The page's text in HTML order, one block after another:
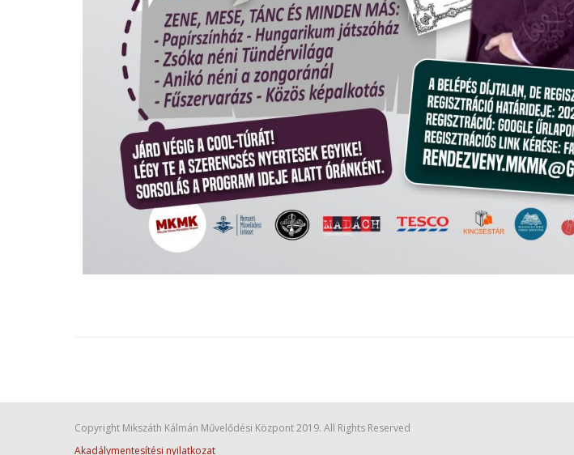
Copyright Mikszáth Kálmán Művelődési Központ 2019. All Rights Reserved
Akadálymentesítési nyilatkozat